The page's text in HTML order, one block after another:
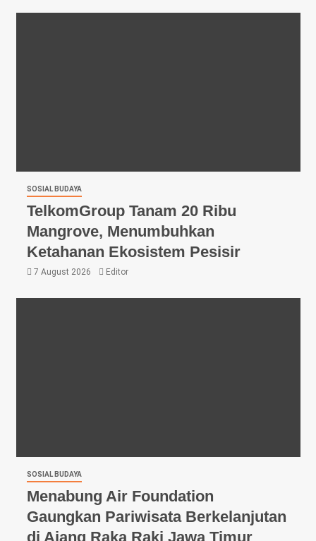
SOSIAL BUDAYA
TelkomGroup Tanam 20 Ribu
Mangrove, Menumbuhkan
Ketahanan Ekosistem Pesisir
7 August 2026 Editor
SOSIAL BUDAYA
Menabung Air Foundation
Gaungkan Pariwisata Berkelanjutan
di Ajang Raka Raki Jawa Timur